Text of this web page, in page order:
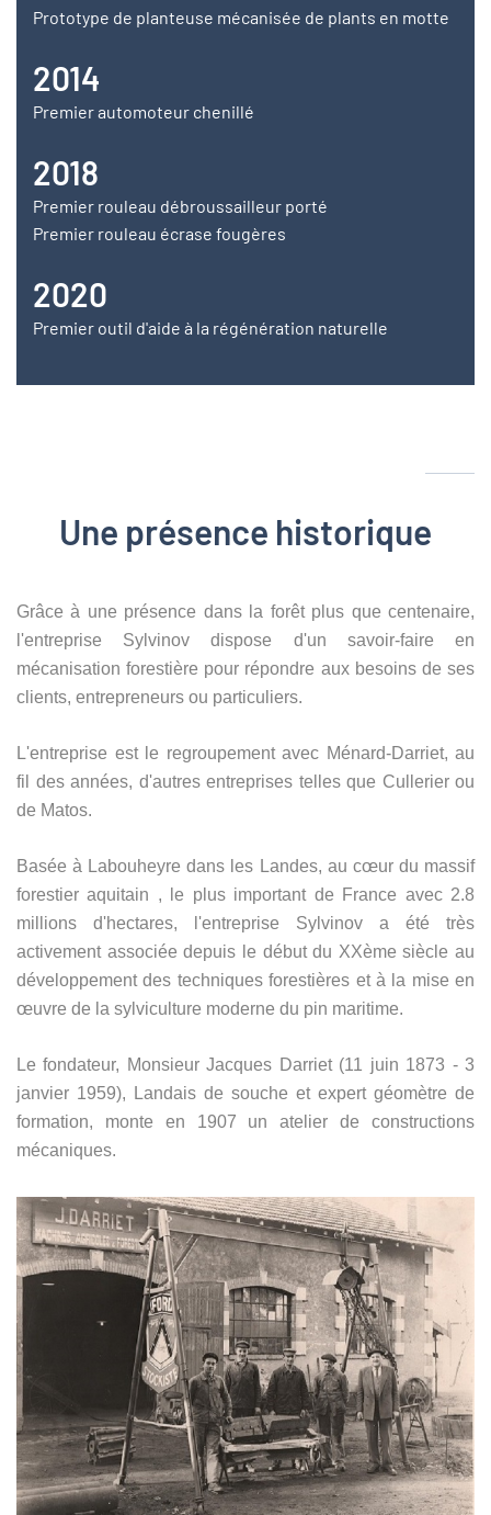
Prototype de planteuse mécanisée de plants en motte
2014
Premier automoteur chenillé
2018
Premier rouleau débroussailleur porté
Premier rouleau écrase fougères
2020
Premier outil d'aide à la régénération naturelle
Une présence historique
Grâce à une présence dans la forêt plus que centenaire,
l'entreprise Sylvinov dispose d'un savoir-faire en
mécanisation forestière pour répondre aux besoins de ses
clients, entrepreneurs ou particuliers.
L'entreprise est le regroupement avec Ménard-Darriet, au
fil des années, d'autres entreprises telles que Cullerier ou
de Matos.
Basée à Labouheyre dans les Landes, au cœur du massif
forestier aquitain , le plus important de France avec 2.8
millions d'hectares, l'entreprise Sylvinov a été très
activement associée depuis le début du XXème siècle au
développement des techniques forestières et à la mise en
œuvre de la sylviculture moderne du pin maritime.
Le fondateur, Monsieur Jacques Darriet (11 juin 1873 - 3
janvier 1959), Landais de souche et expert géomètre de
formation, monte en 1907 un atelier de constructions
mécaniques.